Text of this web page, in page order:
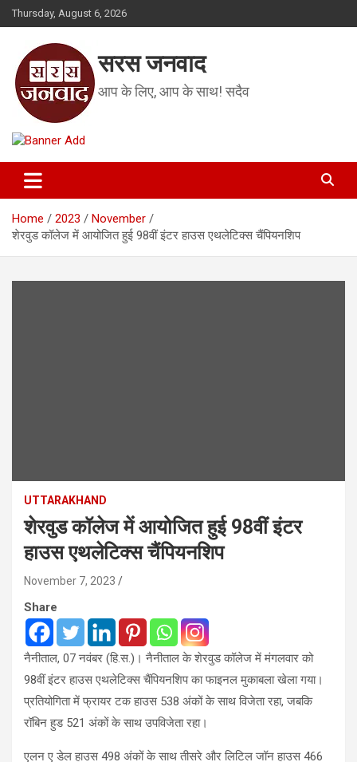
Skip
to
Thursday, August 6, 2026
सरस जनवाद
आप के लिए, आप के साथ! सदैव
Home 2023
November
शेरवुड कॉलेज में आयोजित हुई 98वीं इंटर हाउस एथलेटिक्स चैंपियनशिप
UTTARAKHAND
शेरवुड कॉलेज में आयोजित हुई 98वीं इंटर
हाउस एथलेटिक्स चैंपियनशिप
November 7, 2023
Share
नैनीताल, 07 नवंबर (हि.स.)। नैनीताल के शेरवुड कॉलेज में मंगलवार को
98वीं इंटर हाउस एथलेटिक्स चैंपियनशिप का फाइनल मुकाबला खेला गया।
प्रतियोगिता में फ्रायर टक हाउस 538 अंकों के साथ विजेता रहा, जबकि
रॉबिन हुड 521 अंकों के साथ उपविजेता रहा।
एलन ए डेल हाउस 498 अंकों के साथ तीसरे और लिटिल जॉन हाउस 466